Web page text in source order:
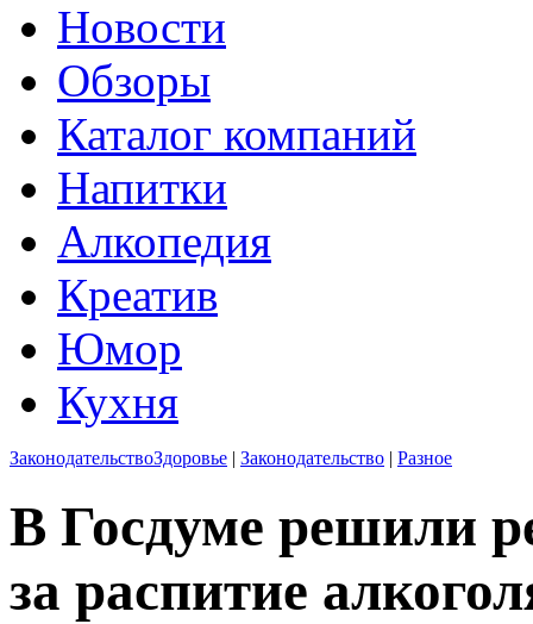
Новости
Обзоры
Каталог компаний
Напитки
Алкопедия
Креатив
Юмор
Кухня
ЗаконодательствоЗдоровье | Законодательство | Разное
В Госдуме решили
за распитие